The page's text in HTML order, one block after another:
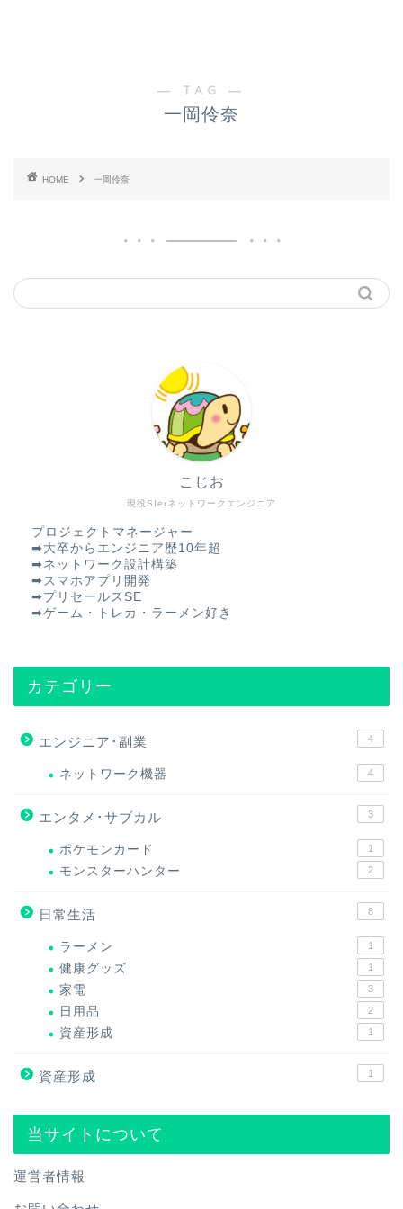
― TAG ―
一岡伶奈
HOME 一岡伶奈
現役SIerネットワークエンジニア
こじお
プロジェクトマネージャー
➡︎大卒からエンジニア歴10年超
➡︎ネットワーク設計構築
➡︎スマホアプリ開発
➡︎プリセールスSE
➡︎ゲーム・トレカ・ラーメン好き
カテゴリー
エンジニア･副業 4
ネットワーク機器 4
エンタメ･サブカル 3
ポケモンカード 1
モンスターハンター 2
日常生活 8
ラーメン 1
健康グッズ 1
家電 3
日用品 2
資産形成 1
資産形成 1
当サイトについて
運営者情報